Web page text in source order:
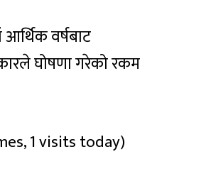
आर्थिक वर्षबाट
घोषणा गरेको रकम
1 visits today)